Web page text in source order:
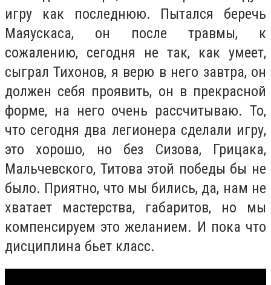
игру как последнюю. Пытался беречь
Маяускаса, он после травмы, к
сожалению, сегодня не так, как умеет,
сыграл Тихонов, я верю в него завтра, он
должен себя проявить, он в прекрасной
форме, на него очень рассчитываю. То,
что сегодня два легионера сделали игру,
это хорошо, но без Сизова, Грицака,
Мальчевского, Титова этой победы бы не
было. Приятно, что мы бились, да, нам не
хватает мастерства, габаритов, но мы
компенсируем это желанием. И пока что
дисциплина бьет класс.